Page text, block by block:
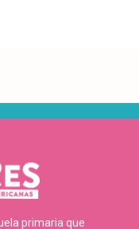
primaria que